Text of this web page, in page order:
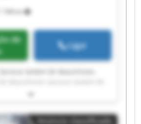
1 748 km
Ligar
GmbH SK Maschinen-Service
GmbH SK Maschinen-Service